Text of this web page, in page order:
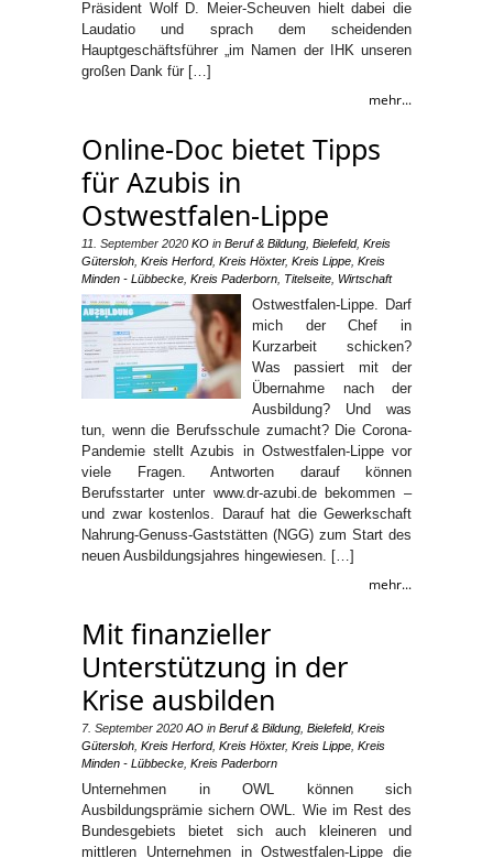
Präsident Wolf D. Meier-Scheuven hielt dabei die
Laudatio und sprach dem scheidenden
Hauptgeschäftsführer „im Namen der IHK unseren
großen Dank für […]
mehr...
Online-Doc bietet Tipps
für Azubis in
Ostwestfalen-Lippe
11. September 2020 KO in Beruf & Bildung Bielefeld, Kreis
Gütersloh Kreis Herford, Kreis Höxter, Kreis Lippe Kreis
Minden - Lübbecke Kreis Paderborn Titelseite Wirtschaft
Ostwestfalen-Lippe. Darf
mich der Chef in
Kurzarbeit schicken?
Was passiert mit der
Übernahme nach der
Ausbildung? Und was
tun, wenn die Berufsschule zumacht? Die Corona-
Pandemie stellt Azubis in Ostwestfalen-Lippe vor
viele Fragen. Antworten darauf können
Berufsstarter unter www.dr-azubi.de bekommen –
und zwar kostenlos. Darauf hat die Gewerkschaft
Nahrung-Genuss-Gaststätten (NGG) zum Start des
neuen Ausbildungsjahres hingewiesen. […]
mehr...
Mit finanzieller
Unterstützung in der
Krise ausbilden
7. September 2020 AO in Beruf & Bildung Bielefeld, Kreis
Gütersloh Kreis Herford, Kreis Höxter, Kreis Lippe Kreis
Minden - Lübbecke Kreis Paderborn
Unternehmen in OWL können sich
Ausbildungsprämie sichern OWL. Wie im Rest des
Bundesgebiets bietet sich auch kleineren und
mittleren Unternehmen in Ostwestfalen-Lippe die